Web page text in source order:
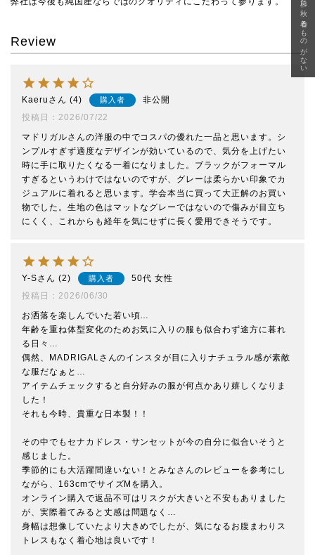
Review
Kaeru 4 購入者
非公開
投稿日
2026/07/22
マドリガルさんの洋服の中でコスパの優れた一品と思います。シ
ンプルすぎず適度なデザインが効いているので、気分を上げたい
時に手に取りたくなる一着になりました。ブラックがフォーマル
すぎるというわけではないのですが、グレーは柔らかい印象でカ
ジュアルに着れると思います。学会本当に買って大正解のお買い
物でした。生地の色はマットなグレーではないので傷みが目立ち
にくく、これからも経年を気にせずに長く愛用できそうです。
Y-S 2 購入者 50代 女性
投稿日
2026/06/30
お洒落を楽しんでいた若い頃…
年齢を重ね体型変化のためお気に入りの服も似合わず途方に暮れ
る日々…
偶然、MADRIGALさんのインスタが目に入りナチュラル感が素敵
な服だなぁと…
アイテムチェックすると自分好みの服が何点かあり嬉しくなりま
した！
それも今時、貴重な日本製！！
その中でもセナカドレス・サンセットが今の自分に似合いそうと
感じました。
季節的にも大活躍間違いない！とみなさんのレビューを参考にし
ながら、163cmでサイズMを購入。
オンライン購入で返品不可はリスクが大きいと不安もありました
が、実際着てみると丈感は問題なく…
身幅は想像していたより大きめでしたが、気になるお腹まわりス
トレスもなく着心地は良いです！
急に秋、着るものがない